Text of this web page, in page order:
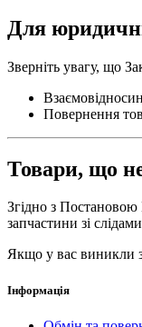
Для
Зверніть увагу, що
Повернення
Товари, що
Згідно з Постановою
запчастини зі
Якщо у вас виникли
Інформація